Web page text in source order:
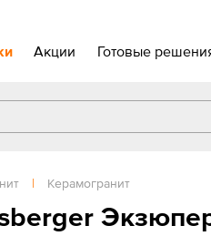
Акции Готовые
| Керамогранит